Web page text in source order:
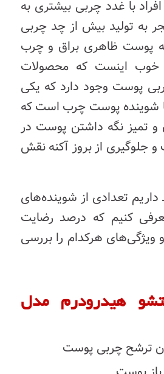
با غدد چربی بیشتری به
به تولید بیش از چد چربی
پوست ظاهری براق و چرب
خوب اینست که محصولات
پوست وجود دارد که یکی
شوینده پوست چرب است که
و تمیز نگه داشتن پوست در
جلوگیری از بروز آکنه نقش
تعدادی از شوینده‌های
کنیم که درصد رضایت
ویژگی‌های هرکدام را بررسی
هیدرودرم مدل
ترشح چربی پوست